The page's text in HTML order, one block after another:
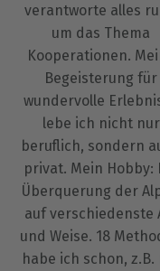
verantworte alles
um das Thema
Kooperationen.
Begeisterung für
wundervolle
lebe ich nicht nur
beruflich, sondern
privat. Mein Hobby:
Überquerung der
auf verschiedenste
und Weise. 18
habe ich schon, z.B.